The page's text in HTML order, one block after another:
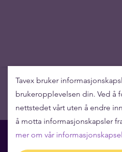
Tavex bruker
brukeropplevelsen din. Ved å
nettstedet vårt uten å endre
å motta informasjonskapsler
mer om vår informasjonskapsel